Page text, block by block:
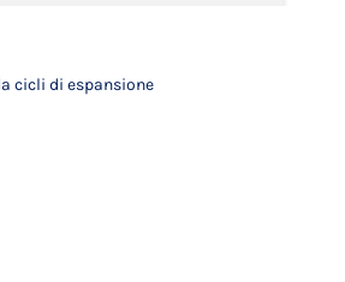
cicli di espansione